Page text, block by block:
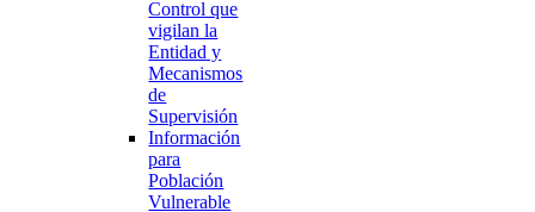
Control que
vigilan la
Entidad y
Mecanismos
de
Supervisión
Información
para
Población
Vulnerable